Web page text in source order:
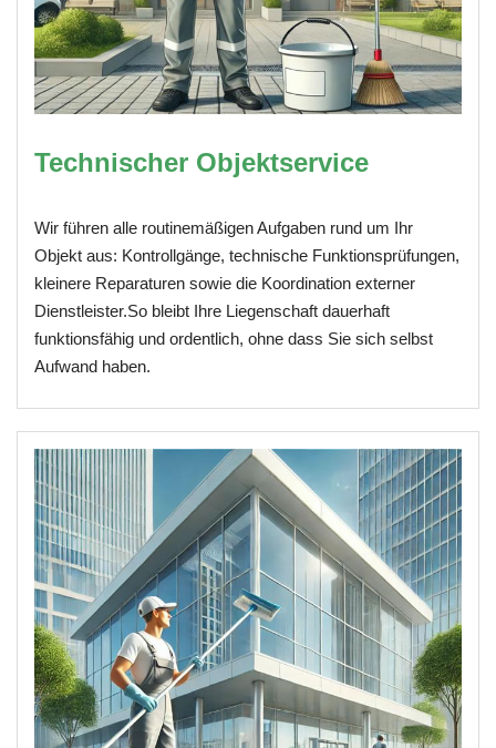
Technischer Objektservice
Wir führen alle routinemäßigen Aufgaben rund um Ihr
Objekt aus: Kontrollgänge, technische Funktionsprüfungen,
kleinere Reparaturen sowie die Koordination externer
Dienstleister.So bleibt Ihre Liegenschaft dauerhaft
funktionsfähig und ordentlich, ohne dass Sie sich selbst
Aufwand haben.